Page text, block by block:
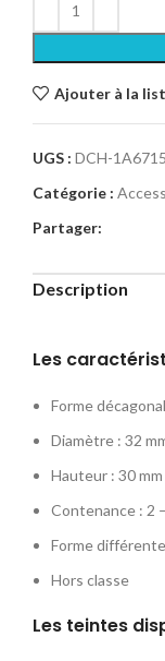
Ajouter à la
UGS : DCH-1A6715
Catégorie :
Partager:
Description
Les
Forme
Diamètre : 32
Hauteur : 30 mm
Contenance : 2
Forme
Hors classe
Les teintes